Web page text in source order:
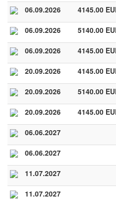
06.09.2026 4145.00
06.09.2026 5140.00
06.09.2026 4145.00
20.09.2026 4145.00
20.09.2026 5140.00
20.09.2026 4145.00
06.06.2027
06.06.2027
11.07.2027
11.07.2027